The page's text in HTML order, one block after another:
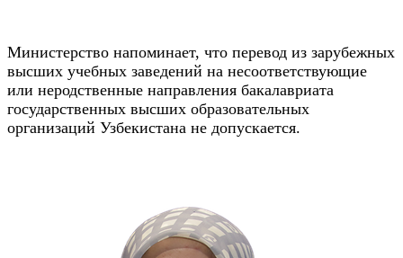
Министерство напоминает, что перевод из зарубежных
высших учебных заведений на несоответствующие
или неродственные направления бакалавриата
государственных высших образовательных
организаций Узбекистана не допускается.